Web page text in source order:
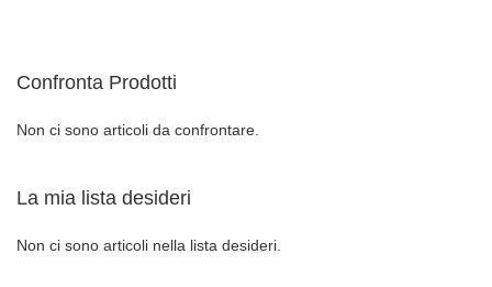
Confronta Prodotti
Non ci sono articoli da confrontare.
La mia lista desideri
Non ci sono articoli nella lista desideri.